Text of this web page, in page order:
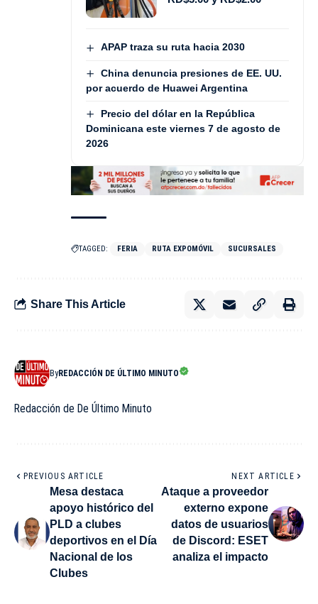
APAP traza su ruta hacia 2030
China denuncia presiones de EE. UU.
por acuerdo de Huawei Argentina
Precio del dólar en la República
Dominicana este viernes 7 de agosto de
2026
TAGGED: FERIA RUTA EXPOMÓVIL SUCURSALES
Share This Article
ByREDACCIÓN DE ÚLTIMO MINUTO
Redacción de De Último Minuto
PREVIOUS ARTICLE
Mesa destaca
apoyo histórico del
PLD a clubes
deportivos en el Día
Nacional de los
Clubes
NEXT ARTICLE
Ataque a proveedor
externo expone
datos de usuarios
de Discord: ESET
analiza el impacto